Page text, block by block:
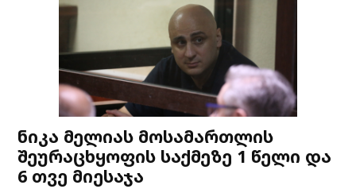
ნიკა მელიას მოსამართლის
შეურაცხყოფის საქმეზე 1 წელი და
6 თვე მიესაჯა